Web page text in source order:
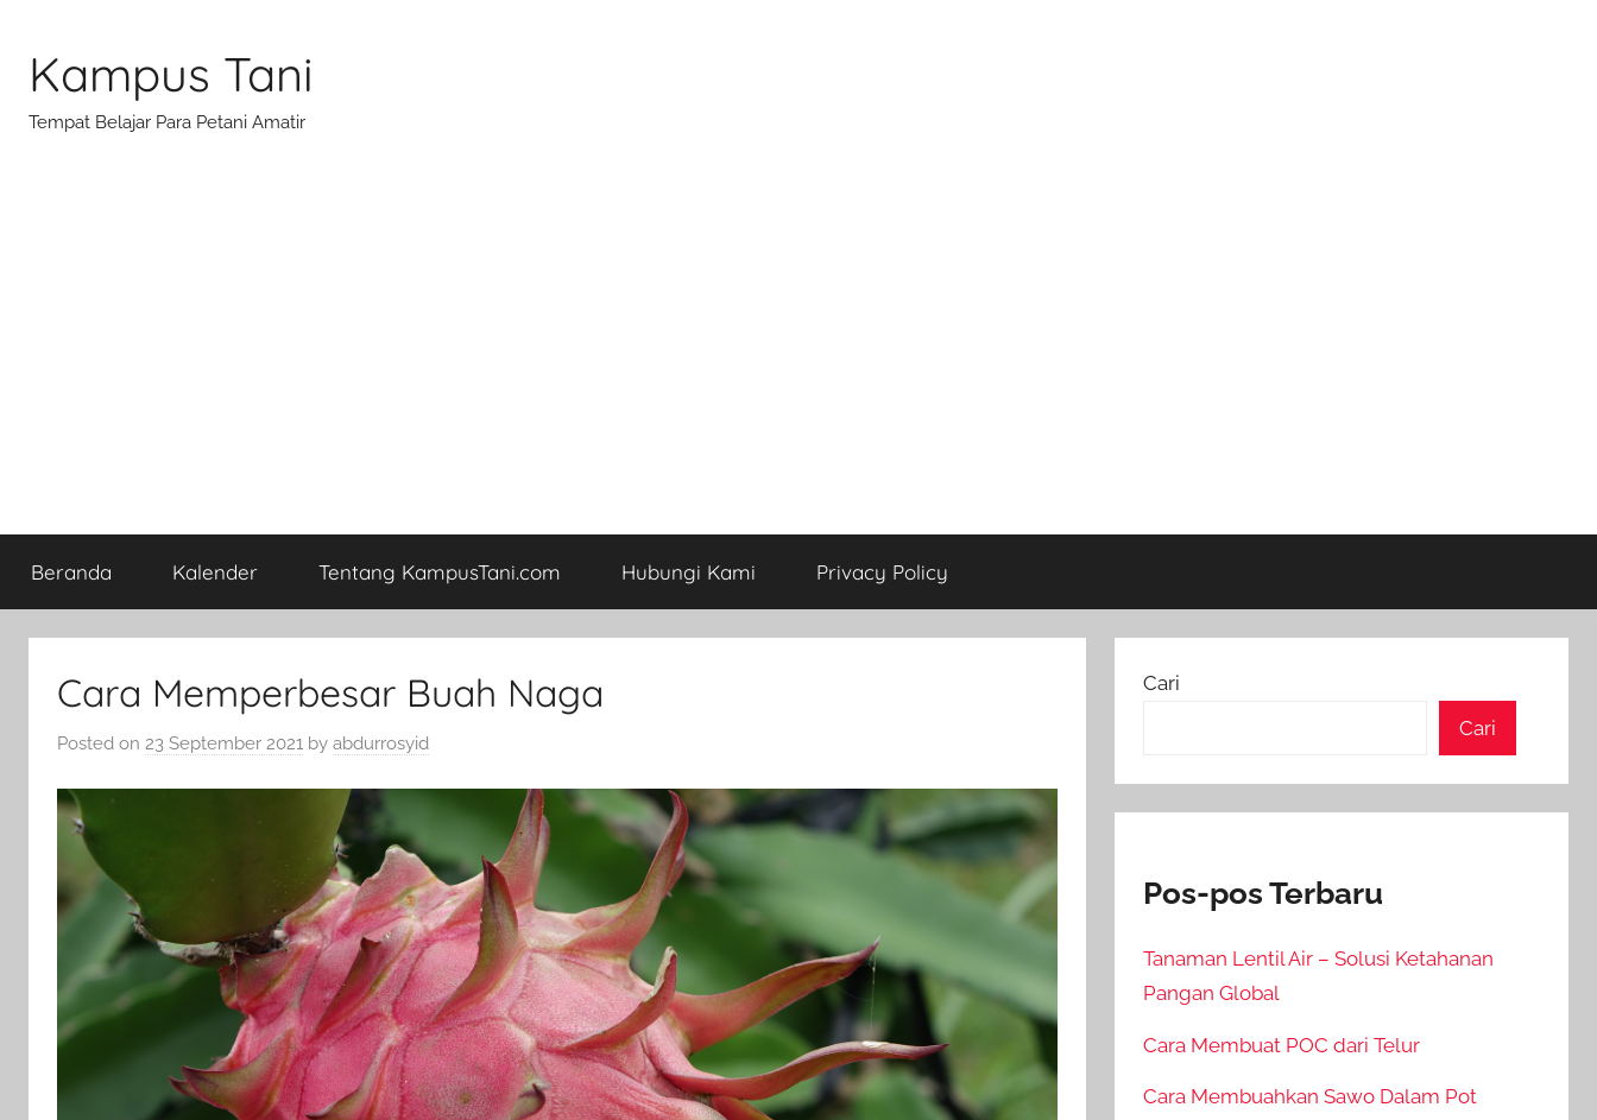
content
Kampus Tani
Tempat Belajar Para Petani Amatir
Beranda Kalender Tentang KampusTani.com Hubungi Kami Privacy Policy
Cara Memperbesar Buah Naga
Posted on 23 September 2021 by abdurrosyid
Cari
Cari
Pos-pos Terbaru
Tanaman Lentil Air – Solusi Ketahanan
Pangan Global
Cara Membuat POC dari Telur
Cara Membuahkan Sawo Dalam Pot